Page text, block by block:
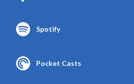
Spotify
Pocket Casts